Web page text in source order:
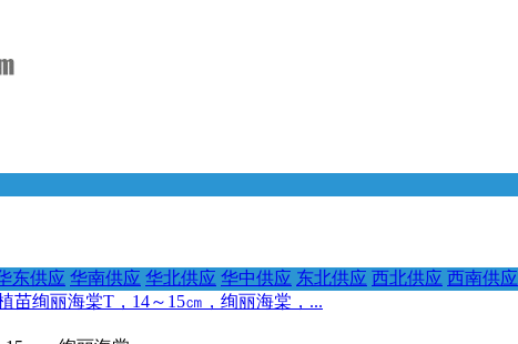
东供应 华南供应 华北供应 华中供应 东北供应 西北供应 西南供应
苗绚丽海棠T，14～15㎝，绚丽海棠，...